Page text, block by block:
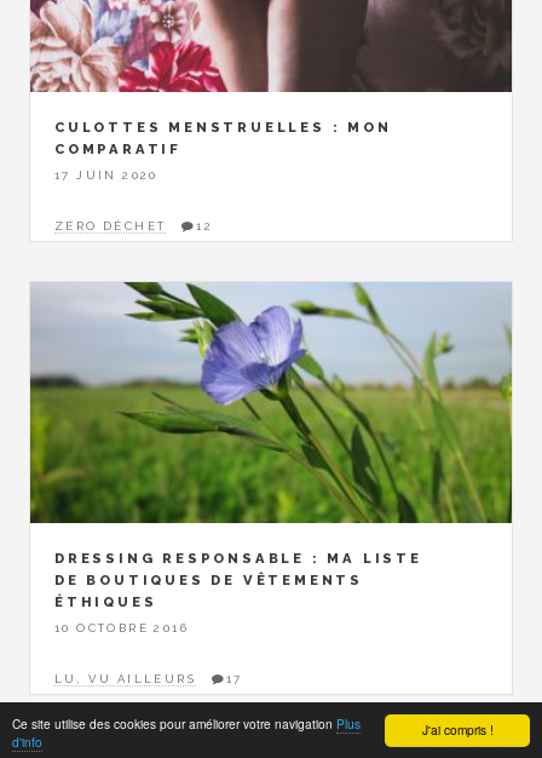
J'ai compris !
Ce site utilise des cookies pour améliorer votre navigation Plus
d'info
CULOTTES MENSTRUELLES : MON
COMPARATIF
17 JUIN 2020
ZÉRO DÉCHET 12
DRESSING RESPONSABLE : MA LISTE
DE BOUTIQUES DE VÊTEMENTS
ÉTHIQUES
10 OCTOBRE 2016
LU, VU AILLEURS 17